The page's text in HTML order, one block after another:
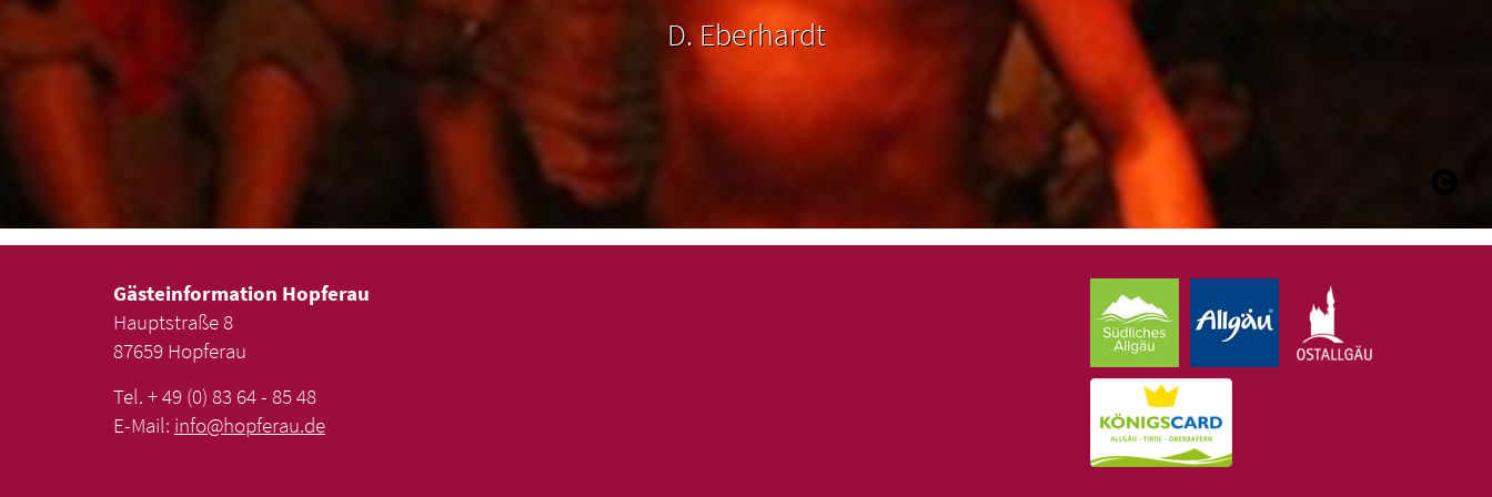
D. Eberhardt
Gästeinformation Hopferau
Hauptstraße 8
87659 Hopferau
Tel. + 49 (0) 83 64 - 85 48
E-Mail: info@hopferau.de